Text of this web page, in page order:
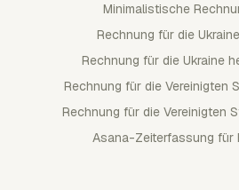
Minimalistische
Rechnung für die
Rechnung für die Ukraine
Rechnung für die Vereinigten
Rechnung für die Vereinigten
Asana-Zeiterfassung für